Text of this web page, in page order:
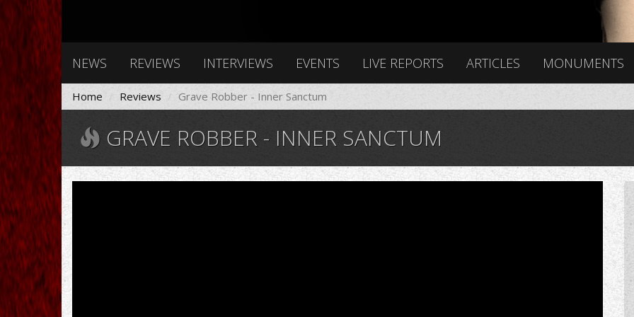
NEWS REVIEWS INTERVIEWS EVENTS LIVE REPORTS ARTICLES MONUMENTS
Home Reviews Grave Robber - Inner Sanctum
GRAVE ROBBER - INNER SANCTUM
Fear
No
Evil